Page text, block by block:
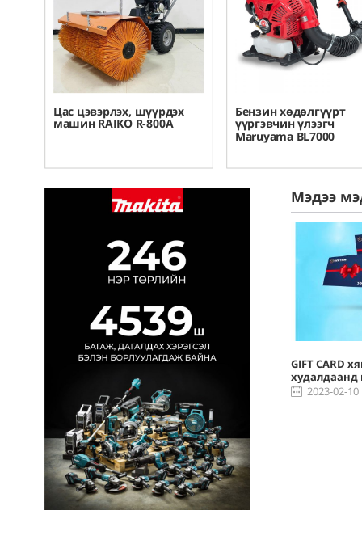
Дэлгэрэнгүй
Бензин хөдөлгүүрт
үүргэвчин үлээгч
Дэлгэрэнгүй
Бензин хөдөлгүүрт
үүргэвчин үлээгч
Maruyama BL9000
Мэдээ
GIFT CARD
худалдаанд
2023-02-10